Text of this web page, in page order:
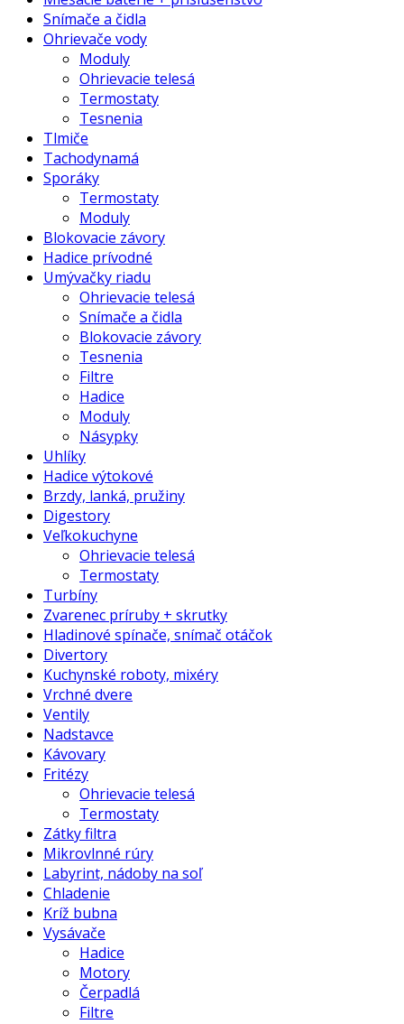
Snímače a čidla
Ohrievače vody
Moduly
Ohrievacie telesá
Termostaty
Tesnenia
Tlmiče
Tachodynamá
Sporáky
Termostaty
Moduly
Blokovacie závory
Hadice prívodné
Umývačky riadu
Ohrievacie telesá
Snímače a čidla
Blokovacie závory
Tesnenia
Filtre
Hadice
Moduly
Násypky
Uhlíky
Hadice výtokové
Brzdy, lanká, pružiny
Digestory
Veľkokuchyne
Ohrievacie telesá
Termostaty
Turbíny
Zvarenec príruby + skrutky
Hladinové spínače, snímač otáčok
Divertory
Kuchynské roboty, mixéry
Vrchné dvere
Ventily
Nadstavce
Kávovary
Fritézy
Ohrievacie telesá
Termostaty
Zátky filtra
Mikrovlnné rúry
Labyrint, nádoby na soľ
Chladenie
Kríž bubna
Vysávače
Hadice
Motory
Čerpadlá
Filtre